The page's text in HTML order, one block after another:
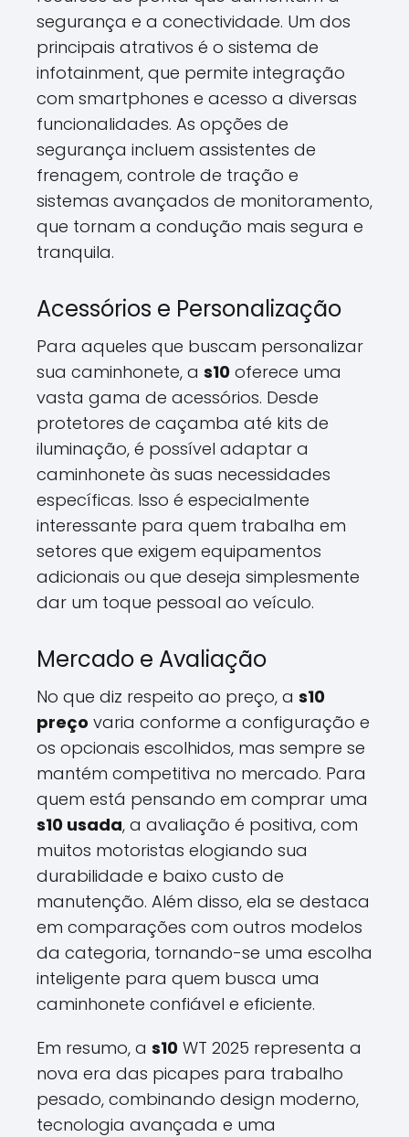
segurança e a conectividade. Um dos
principais atrativos é o sistema de
infotainment, que permite integração
com smartphones e acesso a diversas
funcionalidades. As opções de
segurança incluem assistentes de
frenagem, controle de tração e
sistemas avançados de monitoramento,
que tornam a condução mais segura e
tranquila.
Acessórios e Personalização
Para aqueles que buscam personalizar
sua caminhonete, a s10 oferece uma
vasta gama de acessórios. Desde
protetores de caçamba até kits de
iluminação, é possível adaptar a
caminhonete às suas necessidades
específicas. Isso é especialmente
interessante para quem trabalha em
setores que exigem equipamentos
adicionais ou que deseja simplesmente
dar um toque pessoal ao veículo.
Mercado e Avaliação
No que diz respeito ao preço, a s10
preço varia conforme a configuração e
os opcionais escolhidos, mas sempre se
mantém competitiva no mercado. Para
quem está pensando em comprar uma
s10 usada, a avaliação é positiva, com
muitos motoristas elogiando sua
durabilidade e baixo custo de
manutenção. Além disso, ela se destaca
em comparações com outros modelos
da categoria, tornando-se uma escolha
inteligente para quem busca uma
caminhonete confiável e eficiente.
Em resumo, a s10 WT 2025 representa a
nova era das picapes para trabalho
pesado, combinando design moderno,
tecnologia avançada e uma